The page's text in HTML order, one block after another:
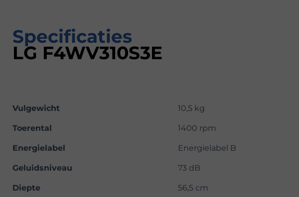
Specificaties
LG F4WV310S3E
Vulgewicht 10,5 kg
Toerental 1400 rpm
Energielabel Energielabel B
Geluidsniveau 73 dB
Diepte 56,5 cm